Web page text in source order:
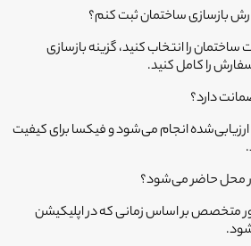
بازسازی ساختمان ثبت کنم؟
را انتخاب کنید، گزینه بازسازی
را کامل کنید.
دارد؟
انجام می‌شود و فیکسا برای کیفیت
محل حاضر می‌شود؟
متخصص بر اساس زمانی که در اپلیکیشن